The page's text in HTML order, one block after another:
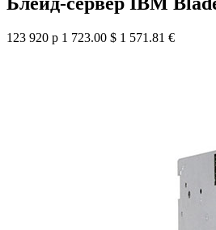
123 920 р 1 723.00 $ 1 571.81 €